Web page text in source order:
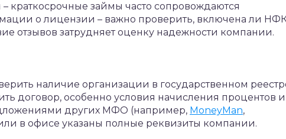
краткосрочные займы часто сопровождаются
о лицензии – важно проверить, включена ли
отзывов затрудняет оценку надежности компании.
наличие организации в государственном
договор, особенно условия начисления процентов и
других МФО (например, MoneyMan,
в офисе указаны полные реквизиты компании.